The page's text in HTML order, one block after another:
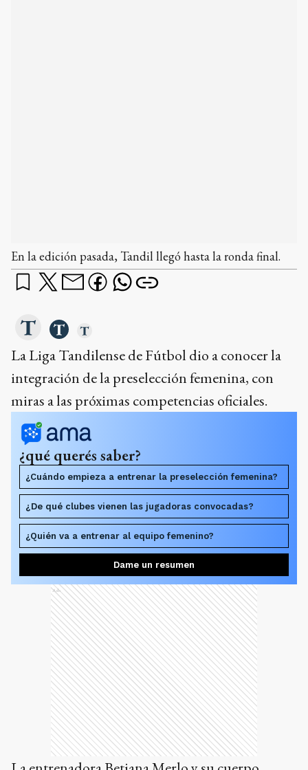
En la edición pasada, Tandil llegó hasta la ronda final.
La Liga Tandilense de Fútbol dio a conocer la
integración de la preselección femenina, con
miras a las próximas competencias oficiales.
¿qué querés saber?
¿Cuándo empieza a entrenar la preselección femenina?
¿De qué clubes vienen las jugadoras convocadas?
¿Quién va a entrenar al equipo femenino?
Dame un resumen
Ads